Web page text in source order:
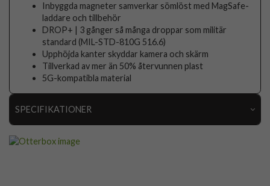
Inbyggda magneter samverkar sömlöst med MagSafe-
laddare och tillbehör
DROP+ | 3 gånger så många droppar som militär
standard (MIL-STD-810G 516.6)
Upphöjda kanter skyddar kamera och skärm
Tillverkad av mer än 50% återvunnen plast
5G-kompatibla material
SPECIFIKATIONER